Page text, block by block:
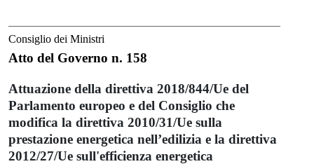
Consiglio dei Ministri
Atto del Governo n. 158
Attuazione della direttiva 2018/844/Ue del
Parlamento europeo e del Consiglio che
modifica la direttiva 2010/31/Ue sulla
prestazione energetica nell’edilizia e la direttiva
2012/27/Ue sull'efficienza energetica